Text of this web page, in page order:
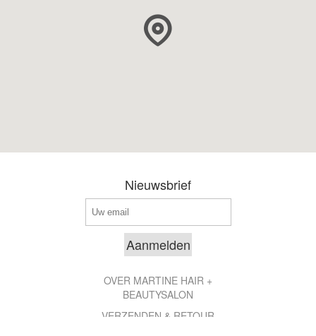
Nieuwsbrief
OVER MARTINE HAIR +
BEAUTYSALON
VERZENDEN & RETOUR